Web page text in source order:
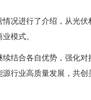
况进行了介绍，从光伏
模式。
合各自优势，强化对
行业高质量发展，共创